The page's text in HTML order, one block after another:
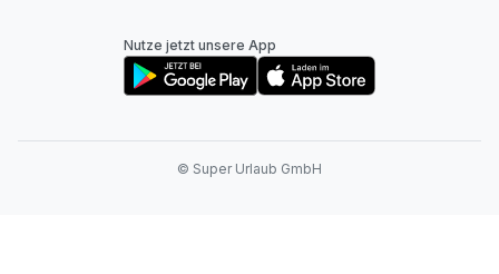
Nutze jetzt unsere App
© Super Urlaub GmbH